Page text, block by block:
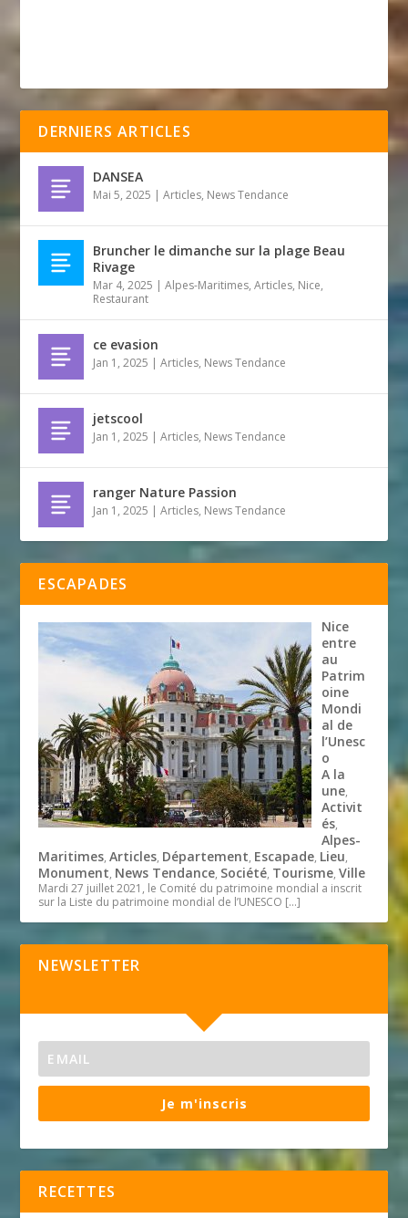
DERNIERS ARTICLES
DANSEA
Mai 5, 2025 |Articles, News Tendance
Bruncher le dimanche sur la plage Beau
Rivage
Mar 4, 2025 |Alpes-Maritimes,Articles, Nice,
Restaurant
ce evasion
Jan 1, 2025 |Articles, News Tendance
jetscool
Jan 1, 2025 |Articles, News Tendance
ranger Nature Passion
Jan 1, 2025 |Articles, News Tendance
ESCAPADES
Nice
entre
au
Patrim
oine
Mondi
al de
l’Unesc
o
A la
une,
Activit
és,
Alpes-
Maritimes,Articles, Département, Escapade, Lieu,
Monument, News Tendance, Société, Tourisme,Ville
Mardi 27 juillet 2021, le Comité du patrimoine mondial a inscrit
sur la Liste du patrimoine mondial de l’UNESCO […]
NEWSLETTER
Je m'inscris
RECETTES